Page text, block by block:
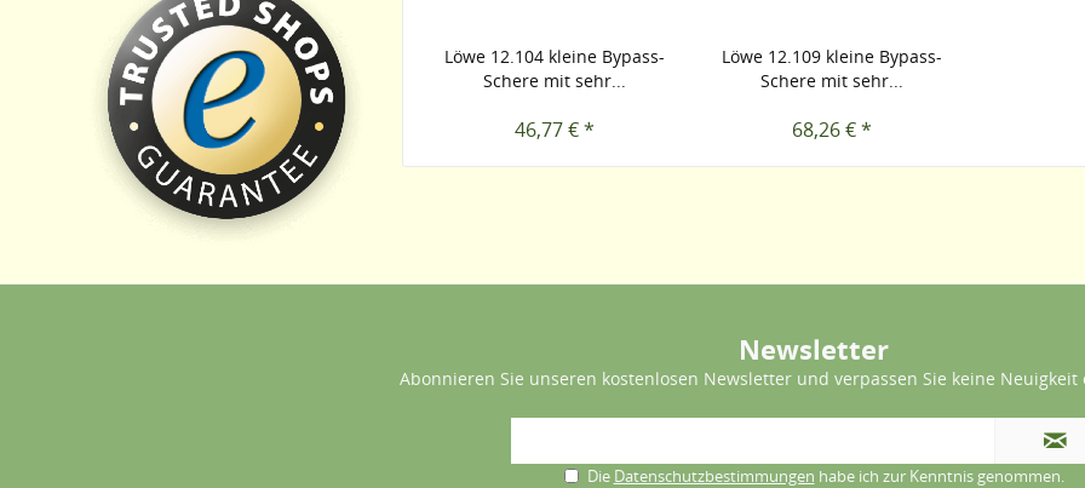
Löwe 12.104 kleine Bypass-
Schere mit sehr...
46,77 € *
Löwe 12.109 kleine Bypass-
Schere mit sehr...
68,26 € *
Newsletter
Abonnieren Sie unseren kostenlosen Newsletter und verpassen Sie keine
Die Datenschutzbestimmungen habe ich zur Kenntnis genommen.